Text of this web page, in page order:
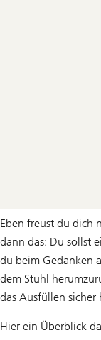
Eben freust du dich
dann das: Du sollst
du beim Gedanken
dem Stuhl
das Ausfüllen sicher
Hier ein Überblick